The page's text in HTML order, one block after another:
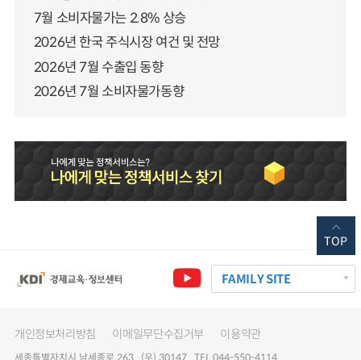
7월 소비자물가는 2.8% 상승
2026년 한국 주식시장 여건 및 전망
2026년 7월 수출입 동향
2026년 7월 소비자물가동향
FAMILY SITE
개인정보처리방침 이메일무단수집거부 이용약관
세종특별자치시 남세종로 263 (우) 30147 TEL 044-550-4114
TOP